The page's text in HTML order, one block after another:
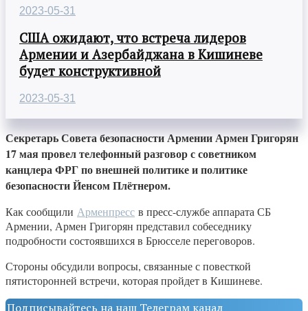
2023-05-31
США ожидают, что встреча лидеров
Армении и Азербайджана в Кишиневе
будет конструктивной
2023-05-31
Секретарь Совета безопасности Армении Армен Григорян
17 мая провел телефонный разговор с советником
канцлера ФРГ по внешней политике и политике
безопасности Йенсом Плётнером.
Как сообщили Арменпресс в пресс-службе аппарата СБ
Армении, Армен Григорян представил собеседнику
подробности состоявшихся в Брюсселе переговоров.
Стороны обсудили вопросы, связанные с повесткой
пятисторонней встречи, которая пройдет в Кишиневе.
Подписывайтесь на наш Телеграм канал